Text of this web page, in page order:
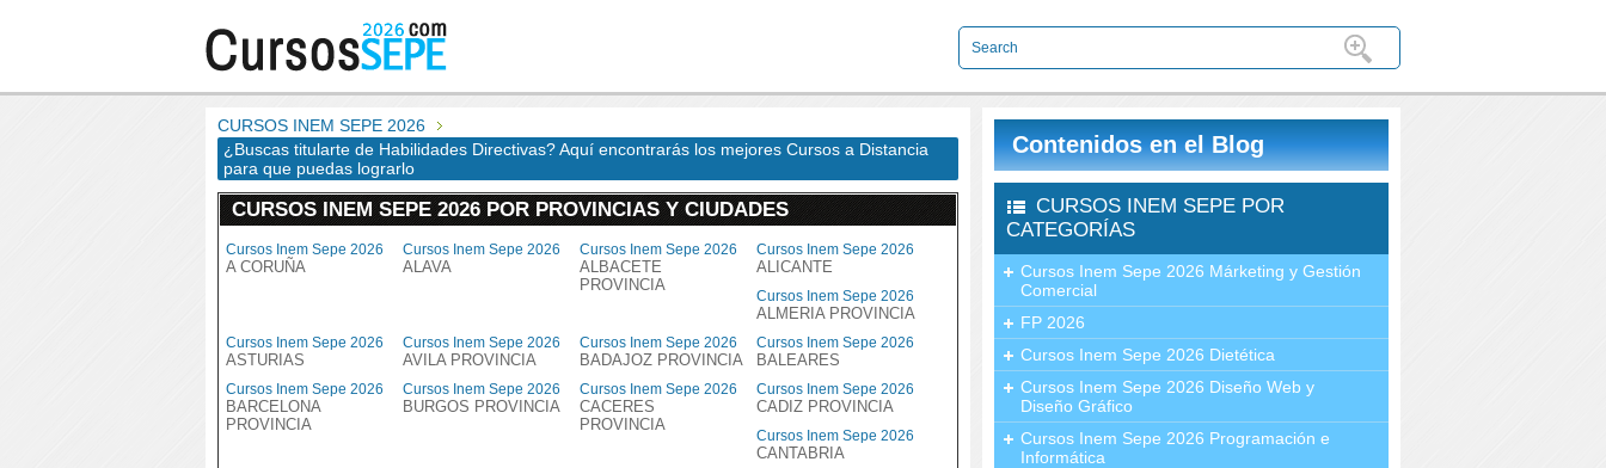
CURSOS INEM SEPE 2026
¿Buscas titularte de Habilidades Directivas? Aquí encontrarás los mejores Cursos a Distancia
para que puedas lograrlo
CURSOS INEM SEPE 2026 POR PROVINCIAS Y CIUDADES
Cursos Inem Sepe 2026
A CORUÑA
Cursos Inem Sepe 2026
ALAVA
Cursos Inem Sepe 2026
ALBACETE
PROVINCIA
Cursos Inem Sepe 2026
ALICANTE
Cursos Inem Sepe 2026
ALMERIA PROVINCIA
Cursos Inem Sepe 2026
ASTURIAS
Cursos Inem Sepe 2026
AVILA PROVINCIA
Cursos Inem Sepe 2026
BADAJOZ PROVINCIA
Cursos Inem Sepe 2026
BALEARES
Cursos Inem Sepe 2026
BARCELONA
PROVINCIA
Cursos Inem Sepe 2026
BURGOS PROVINCIA
Cursos Inem Sepe 2026
CACERES
PROVINCIA
Cursos Inem Sepe 2026
CADIZ PROVINCIA
Cursos Inem Sepe 2026
CANTABRIA
Contenidos en el Blog
CURSOS INEM SEPE POR
CATEGORÍAS
Cursos Inem Sepe 2026 Márketing y Gestión
Comercial
FP 2026
Cursos Inem Sepe 2026 Dietética
Cursos Inem Sepe 2026 Diseño Web y
Diseño Gráfico
Cursos Inem Sepe 2026 Programación e
Informática